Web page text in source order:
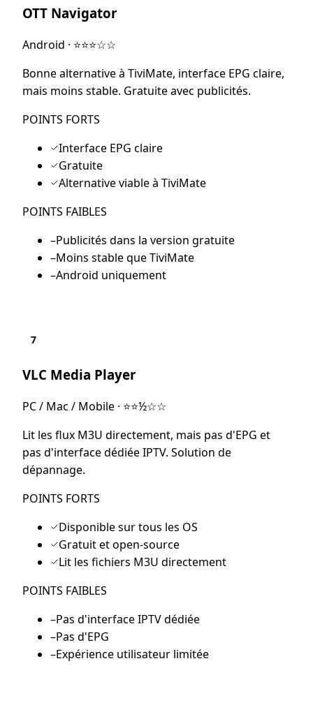
OTT Navigator
Android · ⭐⭐⭐☆☆
Bonne alternative à TiviMate, interface EPG claire,
mais moins stable. Gratuite avec publicités.
POINTS FORTS
Interface EPG claire
Gratuite
Alternative viable à TiviMate
POINTS FAIBLES
–Publicités dans la version gratuite
–Moins stable que TiviMate
–Android uniquement
7
VLC Media Player
PC / Mac / Mobile · ⭐⭐½☆☆
Lit les flux M3U directement, mais pas d'EPG et
pas d'interface dédiée IPTV. Solution de
dépannage.
POINTS FORTS
Disponible sur tous les OS
Gratuit et open-source
Lit les fichiers M3U directement
POINTS FAIBLES
–Pas d'interface IPTV dédiée
–Pas d'EPG
–Expérience utilisateur limitée